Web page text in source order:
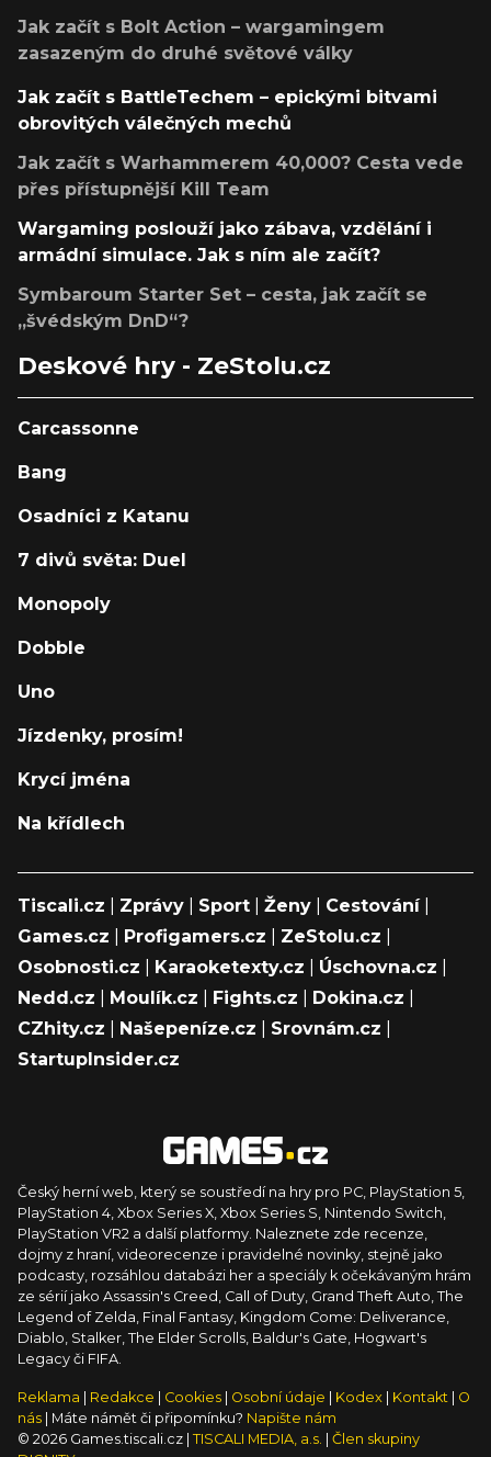
Jak začít s Bolt Action – wargamingem
zasazeným do druhé světové války
Jak začít s BattleTechem – epickými bitvami
obrovitých válečných mechů
Jak začít s Warhammerem 40,000? Cesta vede
přes přístupnější Kill Team
Wargaming poslouží jako zábava, vzdělání i
armádní simulace. Jak s ním ale začít?
Symbaroum Starter Set – cesta, jak začít se
„švédským DnD“?
Deskové hry - ZeStolu.cz
Carcassonne
Bang
Osadníci z Katanu
7 divů světa: Duel
Monopoly
Dobble
Uno
Jízdenky, prosím!
Krycí jména
Na křídlech
Tiscali.cz Zprávy Sport Ženy Cestování|
Games.cz
Profigamers.cz ZeStolu.cz
Osobnosti.cz
Karaoketexty.cz Úschovna.cz
Nedd.cz
Moulík.cz Fights.cz Dokina.cz
CZhity.cz
Našepeníze.cz Srovnám.cz
StartupInsider.cz
Český herní web, který se soustředí na hry pro PC, PlayStation 5,
PlayStation 4, Xbox Series X, Xbox Series S, Nintendo Switch,
PlayStation VR2 a další platformy. Naleznete zde recenze,
dojmy z hraní, videorecenze i pravidelné novinky, stejně jako
podcasty, rozsáhlou databázi her a speciály k očekávaným hrám
ze sérií jako Assassin's Creed, Call of Duty, Grand Theft Auto, The
Legend of Zelda, Final Fantasy, Kingdom Come: Deliverance,
Diablo, Stalker, The Elder Scrolls, Baldur's Gate, Hogwart's
Legacy či FIFA.
Reklama Redakce Cookies Osobní údaje Kodex Kontakt
O
nás
| Máte námět či připomínku? Napište nám
© 2026 Games.tiscali.cz | TISCALI MEDIA, a.s.
Člen skupiny